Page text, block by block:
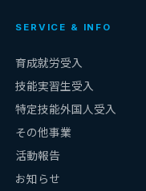
SERVICE & INFO
育成就労受入
技能実習生受入
特定技能外国人受入
その他事業
活動報告
お知らせ